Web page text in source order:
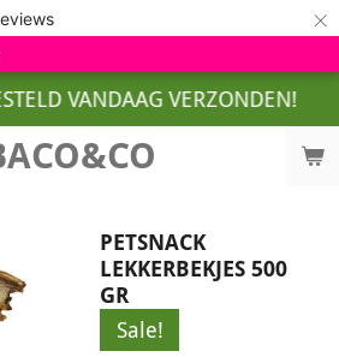
×
VANDAAG VERZONDEN!
PETSNACK
LEKKERBEKJES 500
GR
Sale!